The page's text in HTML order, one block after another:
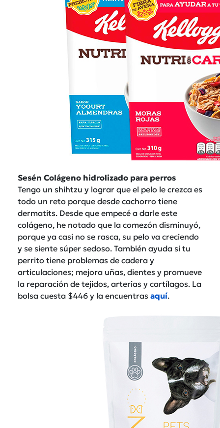
Sesén Colágeno hidrolizado para perros
Tengo un shihtzu y lograr que el pelo le crezca es
todo un reto porque desde cachorro tiene
dermatits. Desde que empecé a darle este
colágeno, he notado que la comezón disminuyó,
porque ya casi no se rasca, su pelo va creciendo
y se siente súper sedoso. También ayuda si tu
perrito tiene problemas de cadera y
articulaciones; mejora uñas, dientes y promueve
la reparación de tejidos, arterias y cartílagos. La
bolsa cuesta $446 y la encuentras aquí.